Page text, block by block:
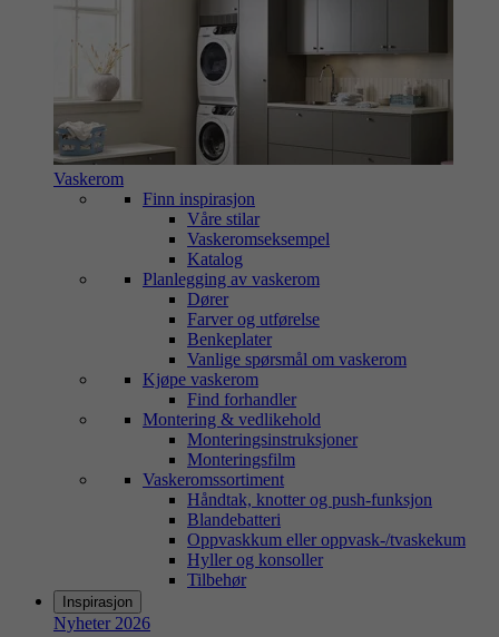
Vaskerom
Finn inspirasjon
Våre stilar
Vaskeromseksempel
Katalog
Planlegging av vaskerom
Dører
Farver og utførelse
Benkeplater
Vanlige spørsmål om vaskerom
Kjøpe vaskerom
Find forhandler
Montering & vedlikehold
Monteringsinstruksjoner
Monteringsfilm
Vaskeromssortiment
Håndtak, knotter og push-funksjon
Blandebatteri
Oppvaskkum eller oppvask-/tvaskekum
Hyller og konsoller
Tilbehør
Inspirasjon
Nyheter 2026